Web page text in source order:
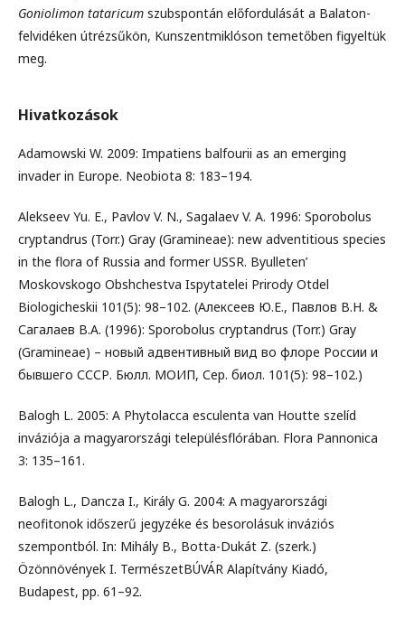
Goniolimon tataricum szubspontán előfordulását a Balaton-
felvidéken útrézsűkön, Kunszentmiklóson temetőben figyeltük
meg.
Hivatkozások
Adamowski W. 2009: Impatiens balfourii as an emerging
invader in Europe. Neobiota 8: 183–194.
Alekseev Yu. E., Pavlov V. N., Sagalaev V. A. 1996: Sporobolus
cryptandrus (Torr.) Gray (Gramineae): new adventitious species
in the flora of Russia and former USSR. Byulleten’
Moskovskogo Obshchestva Ispytatelei Prirody Otdel
Biologicheskii 101(5): 98–102. (Алексеев Ю.Е., Павлов В.Н. &
Сагалаев В.А. (1996): Sporobolus cryptandrus (Torr.) Gray
(Gramineae) – новый адвентивный вид во флоре России и
бывшего СССР. Бюлл. МОИП, Сер. биол. 101(5): 98–102.)
Balogh L. 2005: A Phytolacca esculenta van Houtte szelíd
inváziója a magyarországi településflórában. Flora Pannonica
3: 135–161.
Balogh L., Dancza I., Király G. 2004: A magyarországi
neofitonok időszerű jegyzéke és besorolásuk inváziós
szempontból. In: Mihály B., Botta-Dukát Z. (szerk.)
Özönnövények I. TermészetBÚVÁR Alapítvány Kiadó,
Budapest, pp. 61–92.